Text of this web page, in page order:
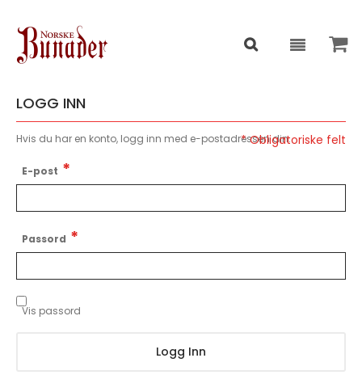
LOGG INN
Hvis du har en konto, logg inn med e-postadressen din.
E-post
Passord
Vis passord
Logg Inn